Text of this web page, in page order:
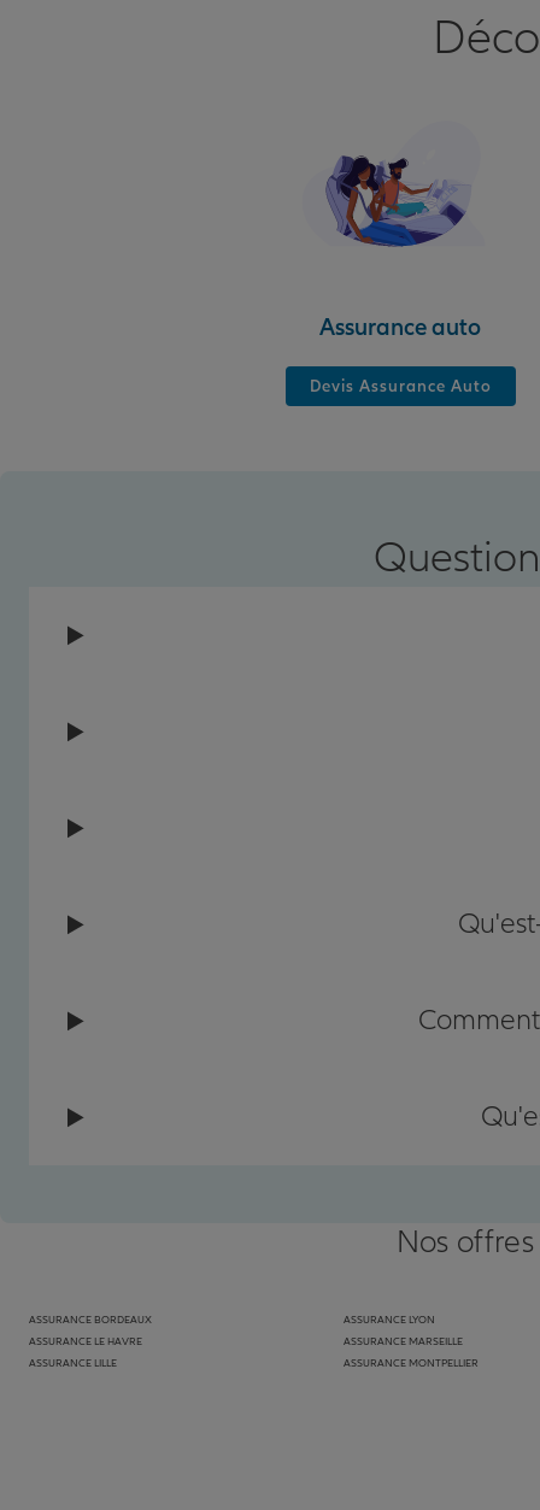
Assurance auto
Devis Assurance Auto
Nos
ASSURANCE BORDEAUX
ASSURANCE LE HAVRE
ASSURANCE LILLE
ASSURANCE LYON
ASSURANCE MARSEILLE
ASSURANCE MONTPELLIER